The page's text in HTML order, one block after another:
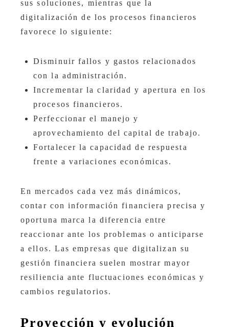
sus soluciones, mientras que la
digitalización de los procesos financieros
favorece lo siguiente:
Disminuir fallos y gastos relacionados
con la administración.
Incrementar la claridad y apertura en los
procesos financieros.
Perfeccionar el manejo y
aprovechamiento del capital de trabajo.
Fortalecer la capacidad de respuesta
frente a variaciones económicas.
En mercados cada vez más dinámicos,
contar con información financiera precisa y
oportuna marca la diferencia entre
reaccionar ante los problemas o anticiparse
a ellos. Las empresas que digitalizan su
gestión financiera suelen mostrar mayor
resiliencia ante fluctuaciones económicas y
cambios regulatorios.
Proyección y evolución